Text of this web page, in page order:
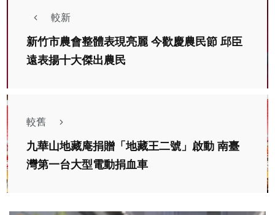
較新
新竹市農會整體表現亮麗 今歡慶農民節 邱臣
遠表揚十大傑出農民
較舊
九華山地藏庵捐贈「地藏王二號」啟動 南臺
灣第一台大型電動捐血車